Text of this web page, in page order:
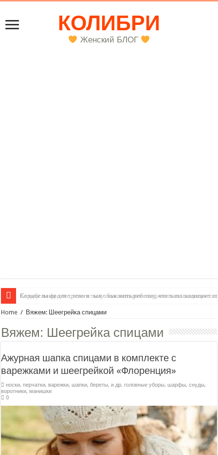
КОЛИБРИ
Женский БЛОГ
Колыбельная для тревоги: как объяснить ребенку, что папа защищает
Home / Вяжем: Шеегрейка спицами
Вяжем: Шеегрейка спицами
Ажурная шапка спицами в комплекте с
варежками и шеегрейкой «Флоренция»
носки, перчатки, варежки,шапки, береты, и др. головные уборы,шарфы, снуды,
воротники, манишки
0